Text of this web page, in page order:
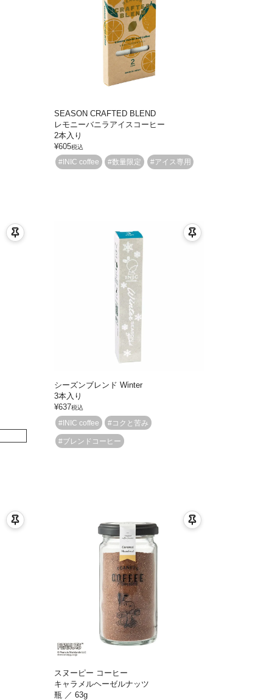
SEASON CRAFTED BLEND
レモニーバニラアイスコーヒー
2本入り
¥605税込
#INIC coffee #数量限定 #アイス専用
シーズンブレンド Winter
3本入り
¥637税込
#INIC coffee #コクと苦み
#ブレンドコーヒー
スヌーピー コーヒー
キャラメルヘーゼルナッツ
瓶 ／ 63g